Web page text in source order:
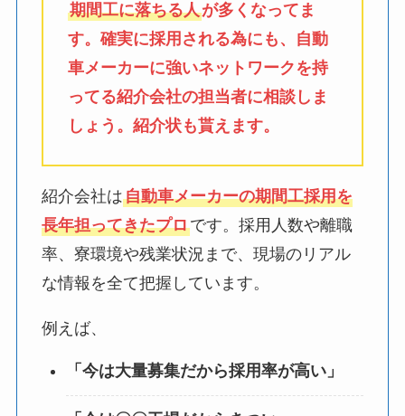
期間工に落ちる人が多くなってま
す。確実に採用される為にも、自動
車メーカーに強いネットワークを持
ってる紹介会社の担当者に相談しま
しょう。紹介状も貰えます。
紹介会社は自動車メーカーの期間工採用を
長年担ってきたプロです。採用人数や離職
率、寮環境や残業状況まで、現場のリアル
な情報を全て把握しています。
例えば、
「今は大量募集だから採用率が高い」